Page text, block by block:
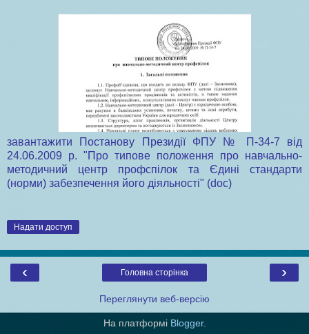
завантажити Постанову Президії ФПУ № П-34-7 від
24.06.2009 р. "Про типове положення про навчально-
методичний центр профспілок та Єдині стандарти
(норми) забезпечення його діяльності" (doc)
Надати доступ
‹ ›
Головна сторінка
Переглянути веб-версію
На платформі Blogger.